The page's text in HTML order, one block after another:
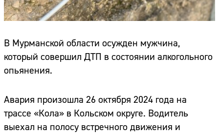
В Мурманской области осужден мужчина,
который совершил ДТП в состоянии алкогольного
опьянения.
Авария произошла 26 октября 2024 года на
трассе «Кола» в Кольском округе. Водитель
выехал на полосу встречного движения и